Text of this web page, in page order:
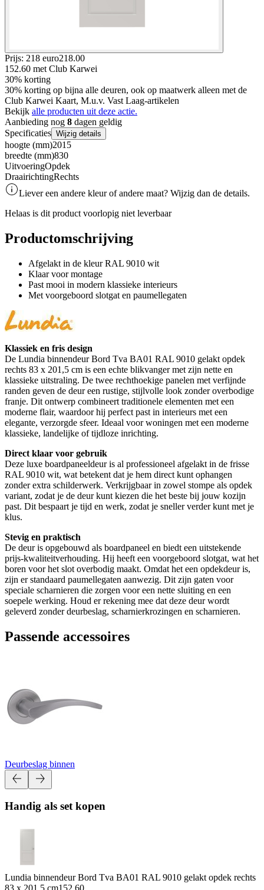
Prijs: 218 euro218.00
152.60 met Club Karwei
30% korting
30% korting op bijna alle deuren, ook op maatwerk alleen met de
Club Karwei Kaart, M.u.v. Vast Laag-artikelen
Bekijk alle producten uit deze actie.
Aanbieding nog 8 dagen geldig
Specificaties Wijzig details
hoogte (mm)2015
breedte (mm)830
UitvoeringOpdek
DraairichtingRechts
Liever een andere kleur of andere maat? Wijzig dan de details.
Helaas is dit product voorlopig niet leverbaar
Productomschrijving
Afgelakt in de kleur RAL 9010 wit
Klaar voor montage
Past mooi in modern klassieke interieurs
Met voorgeboord slotgat en paumellegaten
Klassiek en fris design
De Lundia binnendeur Bord Tva BA01 RAL 9010 gelakt opdek
rechts 83 x 201,5 cm is een echte blikvanger met zijn nette en
klassieke uitstraling. De twee rechthoekige panelen met verfijnde
randen geven de deur een rustige, stijlvolle look zonder overbodige
franje. Dit ontwerp combineert traditionele elementen met een
moderne flair, waardoor hij perfect past in interieurs met een
elegante, verzorgde sfeer. Ideaal voor woningen met een moderne
klassieke, landelijke of tijdloze inrichting.
Direct klaar voor gebruik
Deze luxe boardpaneeldeur is al professioneel afgelakt in de frisse
RAL 9010 wit, wat betekent dat je hem direct kunt ophangen
zonder extra schilderwerk. Verkrijgbaar in zowel stompe als opdek
variant, zodat je de deur kunt kiezen die het beste bij jouw kozijn
past. Dit bespaart je tijd en werk, zodat je sneller verder kunt met je
klus.
Stevig en praktisch
De deur is opgebouwd als boardpaneel en biedt een uitstekende
prijs-kwaliteitverhouding. Hij heeft een voorgeboord slotgat, wat het
boren voor het slot overbodig maakt. Omdat het een opdekdeur is,
zijn er standaard paumellegaten aanwezig. Dit zijn gaten voor
speciale scharnieren die zorgen voor een nette sluiting en een
soepele werking. Houd er rekening mee dat deze deur wordt
geleverd zonder deurbeslag, scharnierkrozingen en scharnieren.
Passende accessoires
Deurbeslag binnen
Handig als set kopen
Lundia binnendeur Bord Tva BA01 RAL 9010 gelakt opdek rechts
83 x 201.5 cm152.60